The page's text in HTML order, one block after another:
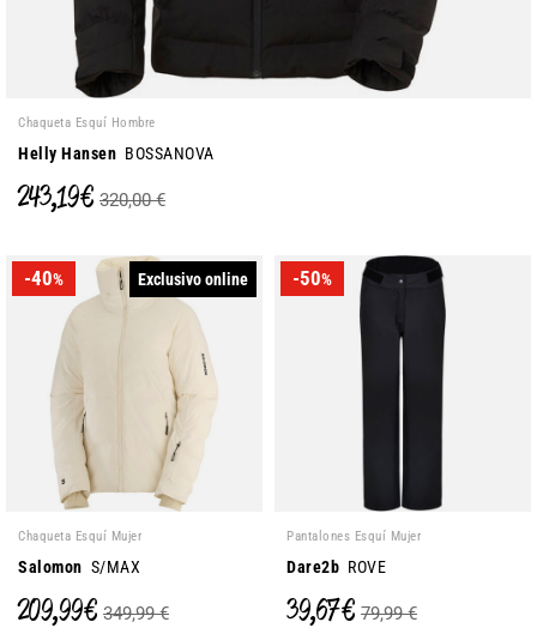
Chaqueta Esquí Hombre
Helly Hansen BOSSANOVA
243,19 € 320,00 €
-40% Exclusivo online
Chaqueta Esquí Mujer
Salomon S/MAX
209,99 € 349,99 €
-50%
Pantalones Esquí Mujer
Dare2b ROVE
39,67 € 79,99 €